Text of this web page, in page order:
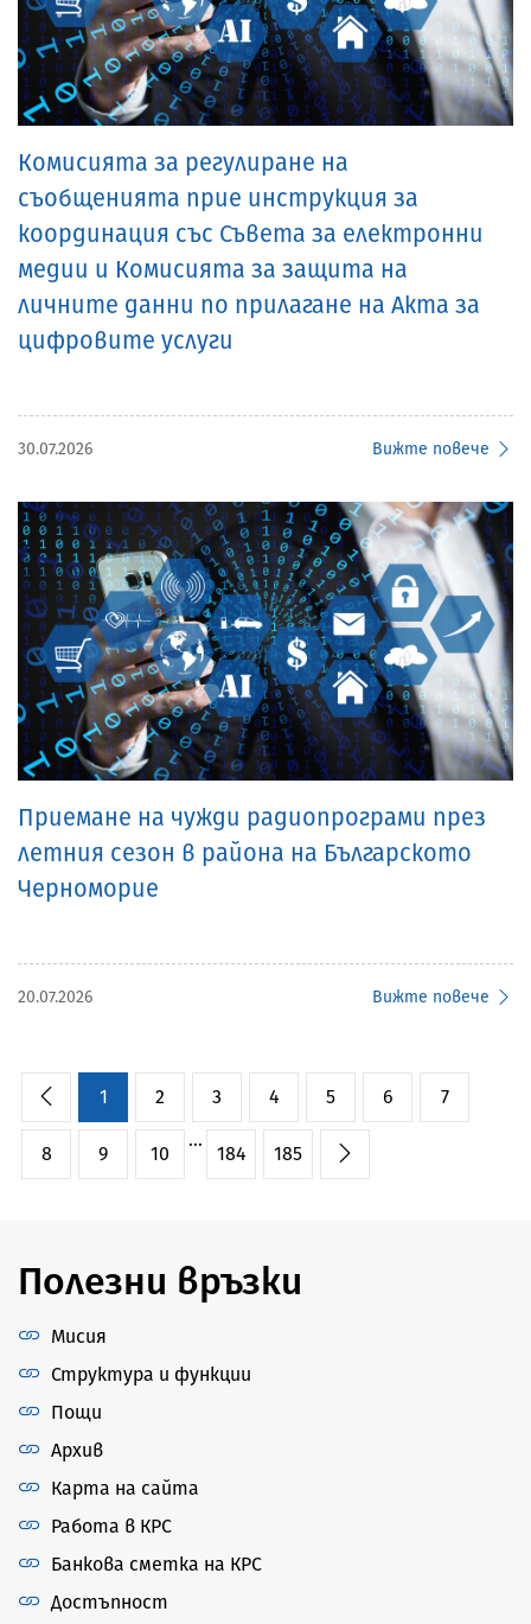
Комисията за регулиране на
съобщенията прие инструкция за
координация със Съвета за електронни
медии и Комисията за защита на
личните данни по прилагане на Акта за
цифровите услуги
30.07.2026 Вижте повече
Приемане на чужди радиопрограми през
летния сезон в района на Българското
Черноморие
20.07.2026 Вижте повече
1 2 3 4 5 6 7
8 9 10
...
184 185
Полезни връзки
Мисия
Структура и функции
Пощи
Архив
Карта на сайта
Работа в КРС
Банкова сметка на КРС
Достъпност